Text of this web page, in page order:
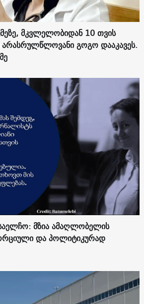
მკვლელობიდან 10 თვის
გოგო დააკავეს.
მზია ამაღლობელის
და პოლიტიკურად